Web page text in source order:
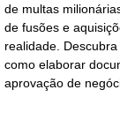
de multas
de fusões e
realidade.
como elaborar
aprovação de